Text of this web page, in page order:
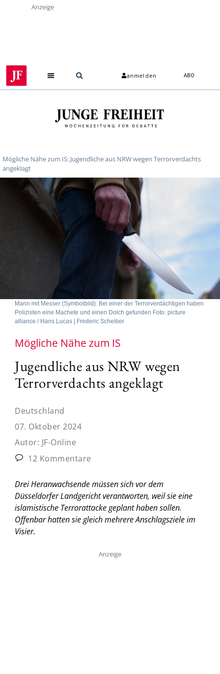
Anzeige
anmelden ABO
Mögliche Nähe zum IS: Jugendliche aus NRW wegen Terrorverdachts
angeklagt
Mann mit Messer (Symbolbild): Bei einer der Terrorverdächtigen haben
Polizisten eine Machete und einen Dolch gefunden Foto: picture
alliance / Hans Lucas | Frederic Scheiber
Mögliche Nähe zum IS
Jugendliche aus NRW wegen
Terrorverdachts angeklagt
Deutschland
07. Oktober 2024
Autor: JF-Online
12 Kommentare
Drei Heranwachsende müssen sich vor dem
Düsseldorfer Landgericht verantworten, weil sie eine
islamistische Terrorattacke geplant haben sollen.
Offenbar hatten sie gleich mehrere Anschlagsziele im
Visier.
Anzeige